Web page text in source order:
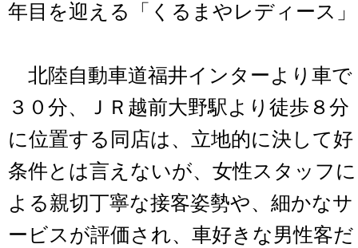
年目を迎える「くるまやレディース」
北陸自動車道福井インターより車で
３０分、ＪＲ越前大野駅より徒歩８分
に位置する同店は、立地的に決して好
条件とは言えないが、女性スタッフに
よる親切丁寧な接客姿勢や、細かなサ
ービスが評価され、車好きな男性客だ